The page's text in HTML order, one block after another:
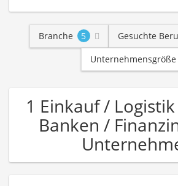
Branche 5 Gesuchte
Unternehmensgröße
1 Einkauf /
Banken /